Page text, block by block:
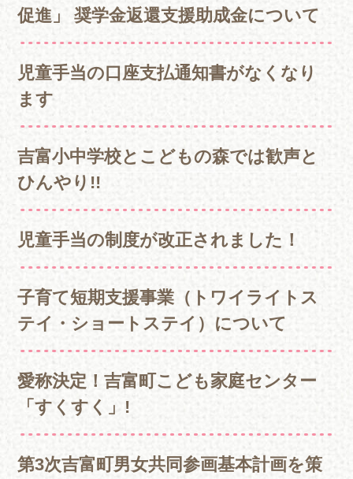
促進」 奨学金返還支援助成金について
児童手当の口座支払通知書がなくなり
ます
吉富小中学校とこどもの森では歓声と
ひんやり!!
児童手当の制度が改正されました！
子育て短期支援事業（トワイライトス
テイ・ショートステイ）について
愛称決定！吉富町こども家庭センター
「すくすく」!
第3次吉富町男女共同参画基本計画を策